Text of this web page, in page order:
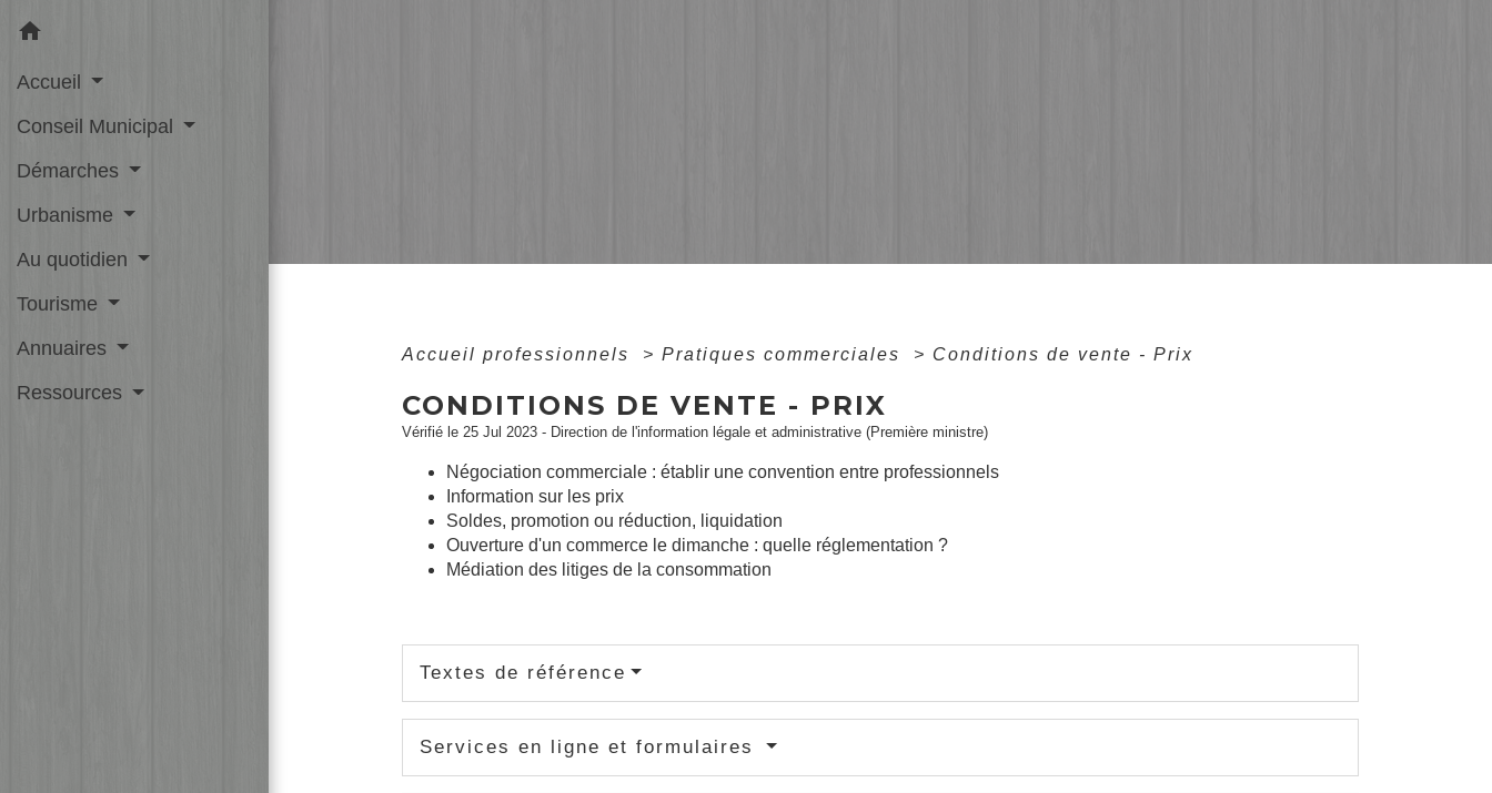
home
Accueil
Conseil Municipal
Démarches
Urbanisme
Au quotidien
Tourisme
Annuaires
Ressources
Accueil professionnels > Pratiques commerciales > Conditions de vente - Prix
CONDITIONS DE VENTE - PRIX
Vérifié le 25 Jul 2023 - Direction de l'information légale et administrative (Première ministre)
Négociation commerciale : établir une convention entre professionnels
Information sur les prix
Soldes, promotion ou réduction, liquidation
Ouverture d'un commerce le dimanche : quelle réglementation ?
Médiation des litiges de la consommation
Textes de référence
Services en ligne et formulaires